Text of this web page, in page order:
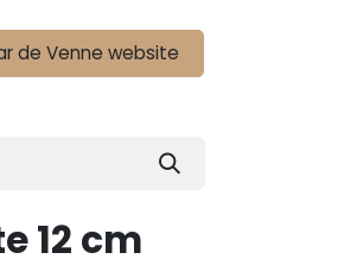
de Venne website
12 cm